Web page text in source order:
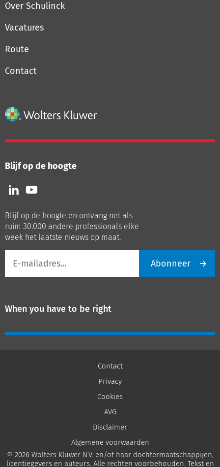
Over Schulinck
Vacatures
Route
Contact
Blijf op de hoogte
Volg
ons
LinkedIn
Volg
ons
Youtube
Blijf op de hoogte en ontvang net als
ruim 30.000 andere professionals elke
week het laatste nieuws op maat.
mailadres
Abonneer
When you have to be right
Contact
Privacy
Cookies
AVG
Disclaimer
Algemene voorwaarden
© 2026 Wolters Kluwer N.V. en/of haar dochtermaatschappijen,
licentiegevers en auteurs. Alle rechten voorbehouden. Tekst en